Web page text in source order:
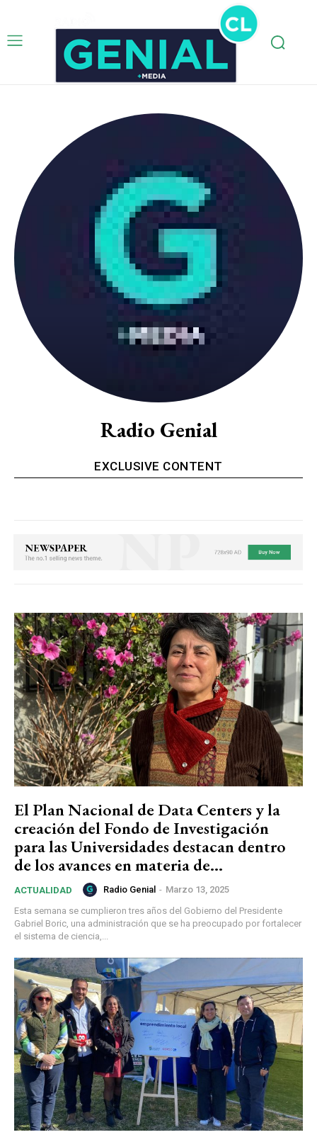
Radio Genial
EXCLUSIVE CONTENT
El Plan Nacional de Data Centers y la
creación del Fondo de Investigación
para las Universidades destacan dentro
de los avances en materia de...
ACTUALIDAD Radio Genial - Marzo 13, 2025
Esta semana se cumplieron tres años del Gobierno del Presidente
Gabriel Boric, una administración que se ha preocupado por fortalecer
el sistema de ciencia,...